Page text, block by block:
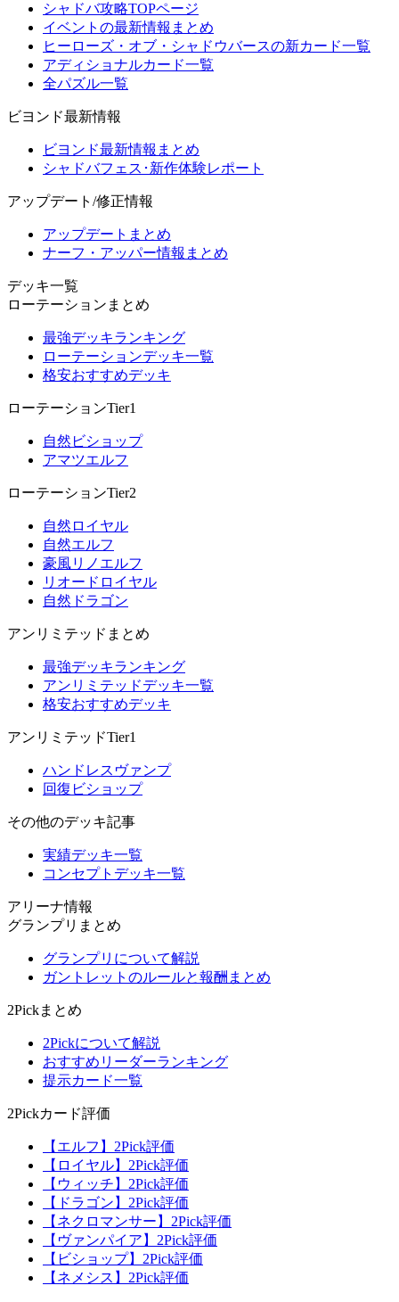
シャドバ攻略TOPページ
イベントの最新情報まとめ
ヒーローズ・オブ・シャドウバースの新カード一覧
アディショナルカード一覧
全パズル一覧
ビヨンド最新情報
ビヨンド最新情報まとめ
シャドバフェス･新作体験レポート
アップデート/修正情報
アップデートまとめ
ナーフ・アッパー情報まとめ
デッキ一覧
ローテーションまとめ
最強デッキランキング
ローテーションデッキ一覧
格安おすすめデッキ
ローテーションTier1
自然ビショップ
アマツエルフ
ローテーションTier2
自然ロイヤル
自然エルフ
豪風リノエルフ
リオードロイヤル
自然ドラゴン
アンリミテッドまとめ
最強デッキランキング
アンリミテッドデッキ一覧
格安おすすめデッキ
アンリミテッドTier1
ハンドレスヴァンプ
回復ビショップ
その他のデッキ記事
実績デッキ一覧
コンセプトデッキ一覧
アリーナ情報
グランプリまとめ
グランプリについて解説
ガントレットのルールと報酬まとめ
2Pickまとめ
2Pickについて解説
おすすめリーダーランキング
提示カード一覧
2Pickカード評価
【エルフ】2Pick評価
【ロイヤル】2Pick評価
【ウィッチ】2Pick評価
【ドラゴン】2Pick評価
【ネクロマンサー】2Pick評価
【ヴァンパイア】2Pick評価
【ビショップ】2Pick評価
【ネメシス】2Pick評価